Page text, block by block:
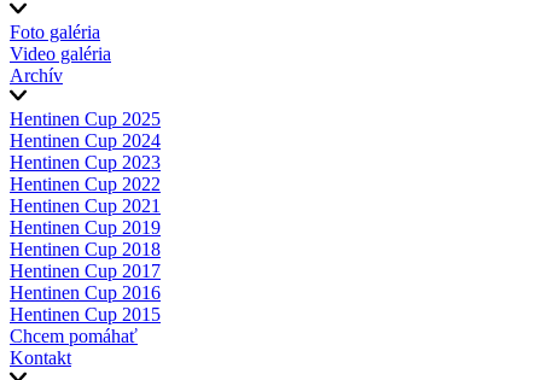
Foto galéria
Video galéria
Archív
Hentinen Cup 2025
Hentinen Cup 2024
Hentinen Cup 2023
Hentinen Cup 2022
Hentinen Cup 2021
Hentinen Cup 2019
Hentinen Cup 2018
Hentinen Cup 2017
Hentinen Cup 2016
Hentinen Cup 2015
Chcem pomáhať
Kontakt